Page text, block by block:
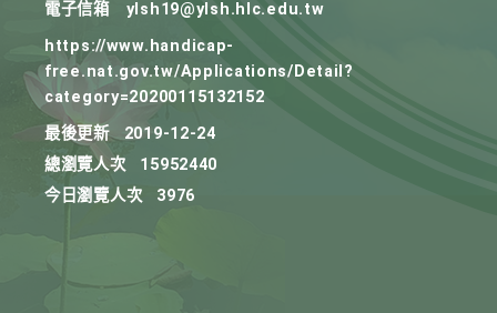
電子信箱
ylsh19@ylsh.hlc.edu.tw
https://www.handicap-
free.nat.gov.tw/Applications/Detail?
category=20200115132152
最後更新
2019-12-24
總瀏覽人次
15952440
今日瀏覽人次
3976